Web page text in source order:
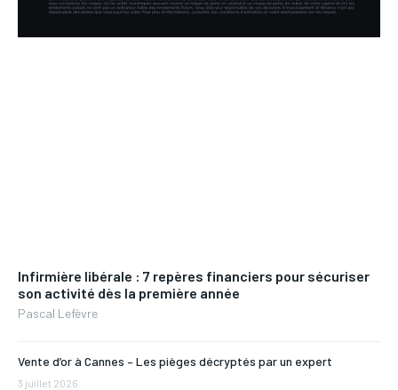
Infirmière libérale : 7 repères financiers pour sécuriser
son activité dès la première année
Pascal Lefèvre
Vente d’or à Cannes – Les pièges décryptés par un expert
3 juillet 2026